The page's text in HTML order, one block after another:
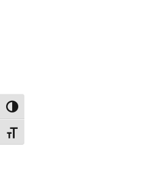
Εναλλαγή Υψηλής Αντίθεσης
Εναλλαγή Μεγέθους Γραμμάτων